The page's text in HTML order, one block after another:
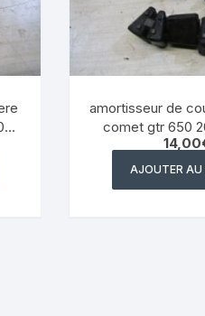
amortisseur de
comet gtr 650
eBay
14,00
AJOUTER AU